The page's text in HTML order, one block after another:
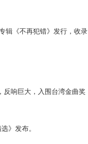
辑《不再犯错》发行，收录
反响巨大，入围台湾金曲奖
》发布。